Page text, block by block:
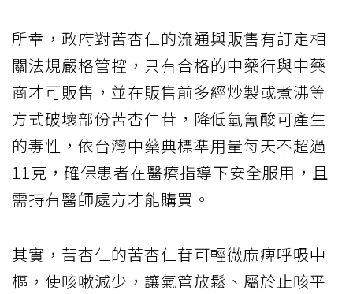
所幸，政府對苦杏仁的流通與販售有訂定相
關法規嚴格管控，只有合格的中藥行與中藥
商才可販售，並在販售前多經炒製或煮沸等
方式破壞部份苦杏仁苷，降低氫氰酸可產生
的毒性，依台灣中藥典標準用量每天不超過
11克，確保患者在醫療指導下安全服用，且
需持有醫師處方才能購買。
其實，苦杏仁的苦杏仁苷可輕微麻痺呼吸中
樞，使咳嗽減少，讓氣管放鬆、屬於止咳平